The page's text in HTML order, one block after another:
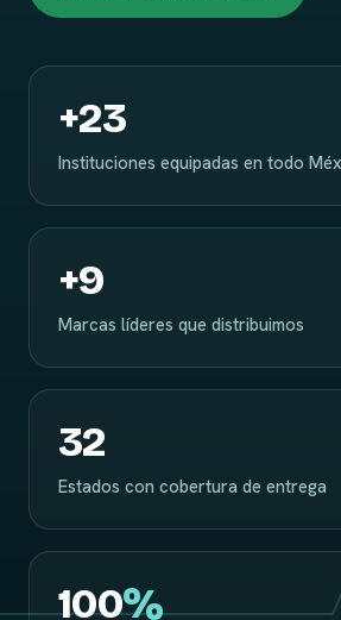
+23
Instituciones equipadas en todo
+9
Marcas líderes que distribuimos
32
Estados con cobertura de entrega
100%